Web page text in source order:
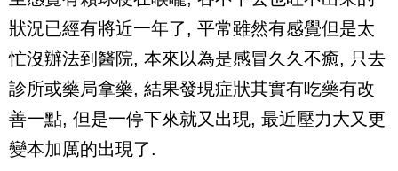
狀況已經有將近一年了, 平常雖然有感覺但是太
忙沒辦法到醫院, 本來以為是感冒久久不癒, 只去
診所或藥局拿藥, 結果發現症狀其實有吃藥有改
善一點, 但是一停下來就又出現, 最近壓力大又更
變本加厲的出現了.